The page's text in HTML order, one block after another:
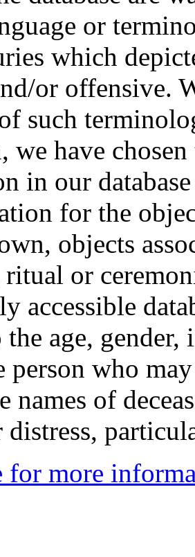
or
which
or offensive.
such
we have
in our
for the
objects
or
accessible
age,
person who
names of
distress,
for more